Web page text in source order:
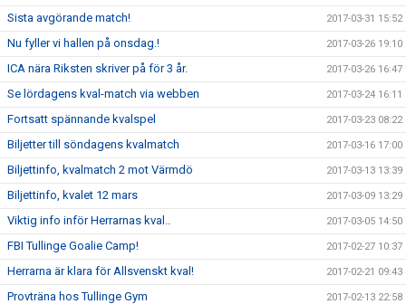
Sista avgörande match! 2017-03-31 15:52
Nu fyller vi hallen på onsdag.! 2017-03-26 19:10
ICA nära Riksten skriver på för 3 år. 2017-03-26 16:47
Se lördagens kval-match via webben 2017-03-24 16:11
Fortsatt spännande kvalspel 2017-03-23 08:22
Biljetter till söndagens kvalmatch 2017-03-16 17:00
Biljettinfo, kvalmatch 2 mot Värmdö 2017-03-13 13:39
Biljettinfo, kvalet 12 mars 2017-03-09 13:29
Viktig info inför Herrarnas kval.. 2017-03-05 14:50
FBI Tullinge Goalie Camp! 2017-02-27 10:37
Herrarna är klara för Allsvenskt kval! 2017-02-21 09:43
Provträna hos Tullinge Gym 2017-02-13 22:58